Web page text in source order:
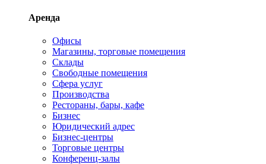
Аренда
Офисы
Магазины, торговые помещения
Склады
Свободные помещения
Сфера услуг
Производства
Рестораны, бары, кафе
Бизнес
Юридический адрес
Бизнес-центры
Торговые центры
Конференц-залы